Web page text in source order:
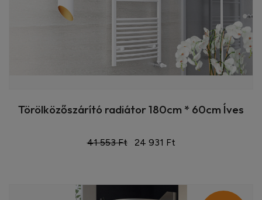
Törölközőszárító radiátor 180cm * 60cm Íves
41 553 Ft 24 931 Ft